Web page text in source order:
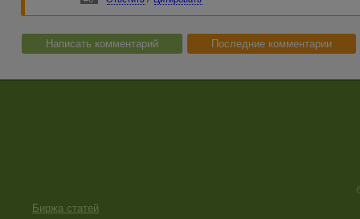
Написать комментарий Последние комментарии
Биржа статей